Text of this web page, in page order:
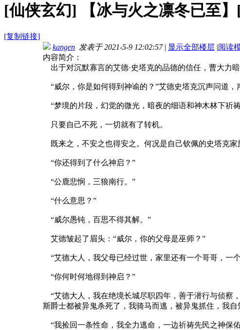
[仙侠玄幻] 【冰与火之凛冬已至
[复制链接]
kangen 发表于 2021-5-9 12:02:57 | 显示全部楼层 |阅读
内容简介：
出于对沉默寡言的艾德·史塔克的品德的信任，曹大力
“威尔，你是如何得到神谕的？”艾德史塔克沉声问道，
“梦境的片段，幻觉的微光，暗夜的细语和神木林下祈
只要自己不死，一切就有了转机。
既来之，不安之也得安之。何况是自己钦佩的史塔克家
“你还得到了什么神启？”
“公鹿悲悯，三狼南行。”
“什么意思？”
“威尔愚钝，百思不得其解。”
艾德皱起了眉头：“威尔，你的父母是巫师？”
“艾德大人，我父母已经过世，家里还有一个哥哥，一
“你何时何地得到神启？”
“艾德大人，我在绝境长城尽职四年，善于潜行与侦察
斯爵士都被异鬼杀死了，我骑马而逃，被异鬼抓住，我
“我捡回一条性命，我全力逃命，一边祈祷先民之神保